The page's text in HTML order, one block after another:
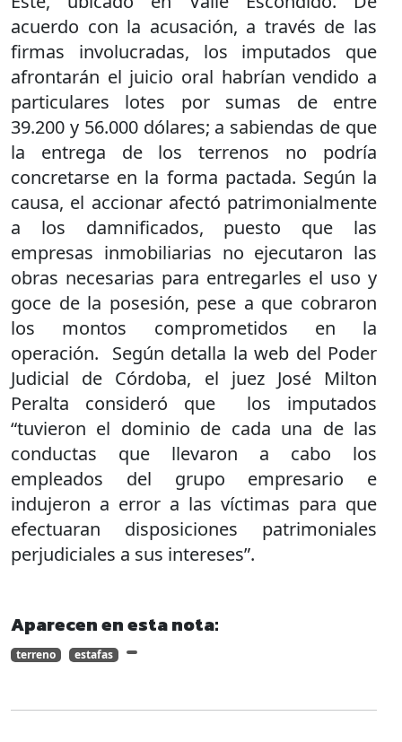
acuerdo con la acusación, a través de las
firmas involucradas, los imputados que
afrontarán el juicio oral habrían vendido a
particulares lotes por sumas de entre
39.200 y 56.000 dólares; a sabiendas de que
la entrega de los terrenos no podría
concretarse en la forma pactada. Según la
causa, el accionar afectó patrimonialmente
a los damnificados, puesto que las
empresas inmobiliarias no ejecutaron las
obras necesarias para entregarles el uso y
goce de la posesión, pese a que cobraron
los montos comprometidos en la
operación. Según detalla la web del Poder
Judicial de Córdoba, el juez José Milton
Peralta consideró que los imputados
“tuvieron el dominio de cada una de las
conductas que llevaron a cabo los
empleados del grupo empresario e
indujeron a error a las víctimas para que
efectuaran disposiciones patrimoniales
perjudiciales a sus intereses”.
Aparecen en esta nota:
terreno estafas